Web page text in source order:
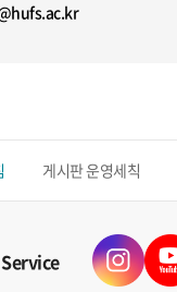
게시판 운영세칙